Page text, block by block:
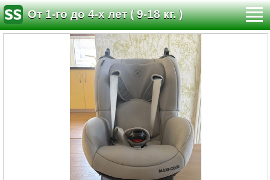
От 1-го до 4-х лет ( 9-18 кг. )